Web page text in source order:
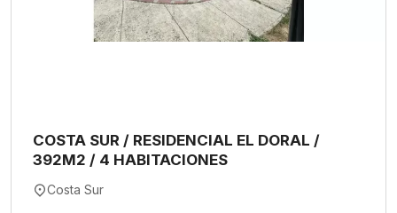
COSTA SUR / RESIDENCIAL EL DORAL /
392M2 / 4 HABITACIONES
Costa Sur